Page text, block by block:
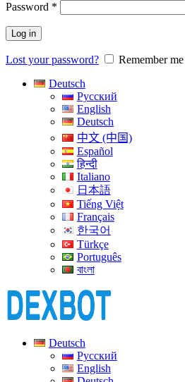
Password *
Log in
Lost your password?
Remember me
Deutsch
Русский
English
Deutsch
中文 (中国)
Español
हिन्दी
Italiano
日本語
Tiếng Việt
Français
한국어
Türkçe
Português
বাংলা
Deutsch
Русский
English